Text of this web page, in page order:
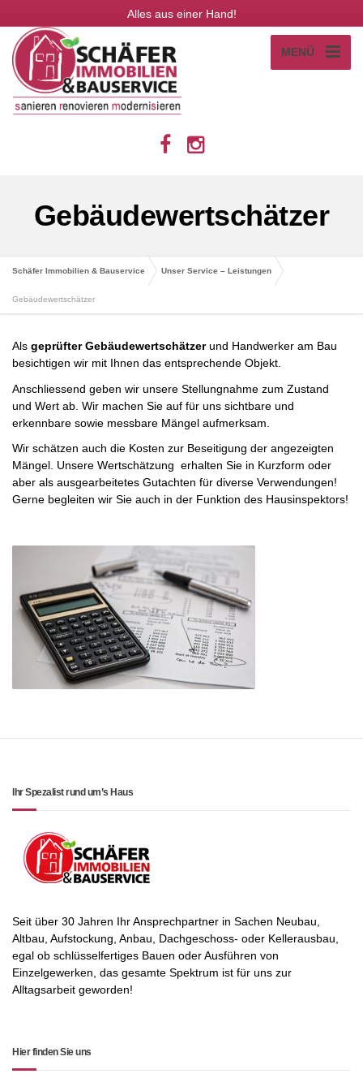
Alles aus einer Hand!
MENÜ
Gebäudewertschätzer
Schäfer Immobilien & Bauservice Unser Service – Leistungen
Gebäudewertschätzer
Als geprüfter Gebäudewertschätzerund Handwerker am Bau
besichtigen wir mit Ihnen das entsprechende Objekt.
Anschliessend geben wir unsere Stellungnahme zum Zustand
und Wert ab. Wir machen Sie auf für uns sichtbare und
erkennbare sowie messbare Mängel aufmerksam.
Wir schätzen auch die Kosten zur Beseitigung der angezeigten
Mängel. Unsere Wertschätzung erhalten Sie in Kurzform oder
aber als ausgearbeitetes Gutachten für diverse Verwendungen!
Gerne begleiten wir Sie auch in der Funktion des Hausinspektors!
Ihr Spezalist rund um’s Haus
Seit über 30 Jahren Ihr Ansprechpartner in Sachen Neubau,
Altbau, Aufstockung, Anbau, Dachgeschoss- oder Kellerausbau,
egal ob schlüsselfertiges Bauen oder Ausführen von
Einzelgewerken, das gesamte Spektrum ist für uns zur
Alltagsarbeit geworden!
Hier finden Sie uns